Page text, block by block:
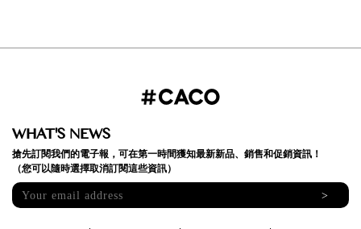
WHAT'S NEWS
搶先訂閱我們的電子報，可在第一時間獲知最新新品、銷售和促銷資訊！
（您可以隨時選擇取消訂閱這些資訊）
>